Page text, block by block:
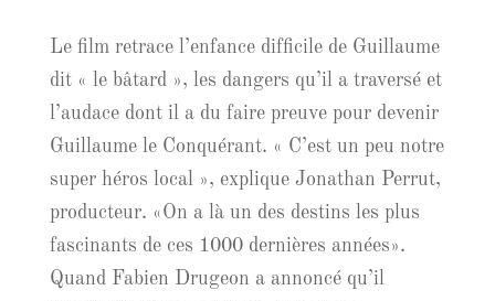
Le film retrace l’enfance difficile de Guillaume
dit « le bâtard », les dangers qu’il a traversé et
l’audace dont il a du faire preuve pour devenir
Guillaume le Conquérant. « C’est un peu notre
super héros local », explique Jonathan Perrut,
producteur. «On a là un des destins les plus
fascinants de ces 1000 dernières années».
Quand Fabien Drugeon a annoncé qu’il